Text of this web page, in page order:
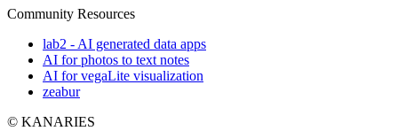
Community Resources
lab2 - AI generated data apps
AI for photos to text notes
AI for vegaLite visualization
zeabur
© KANARIES